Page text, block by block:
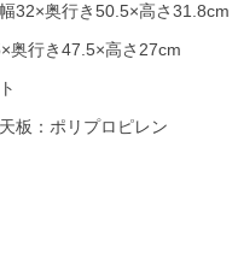
32×奥行き50.5×高さ31.8cm
奥行き47.5×高さ27cm
板：ポリプロピレン